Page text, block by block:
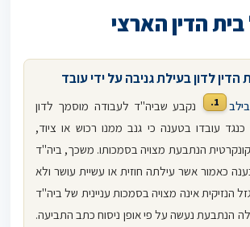
הדין הארצי
הדין לדון בעילת גניבה על ידי עובד
1.
נקבע שביה"ד לעבודה מוסמך לדון
עובדו בטענה כי גנב ממנו רכוש או ציוד,
הנתבעת מצויה בסמכותו. משכך, ביה"ד
כאמור אשר עילתה חוזית או עשיית עושר ולא
הנזיקית אינה מצויה בסמכות עניינית של ביה"ד
הנתבעת נעשה על פי אופן ניסוח כתב התביעה.